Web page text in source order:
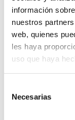
información
nuestros
web, quienes
les haya
uso que haya
Necesarias
Tamaño 000
Tamaño 00
Tamaño 0
Tamaño 1
Tamaño 2
Tamaño 3